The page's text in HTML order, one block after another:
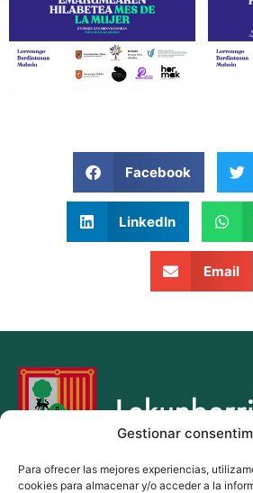
Gestionar
Para ofrecer las mejores experiencias,
cookies para almacenar y/o acceder a la
Facebook
LinkedIn
Email